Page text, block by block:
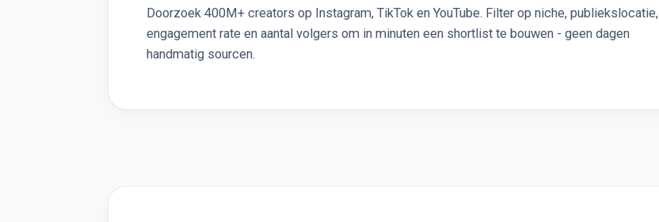
Doorzoek 400M+ creators op Instagram, TikTok en YouTube. Filter op niche, publiekslocatie,
engagement rate en aantal volgers om in minuten een shortlist te bouwen - geen dagen
handmatig sourcen.